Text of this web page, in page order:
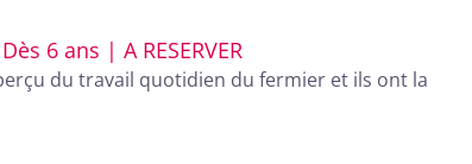
6 ans | A RESERVER
du travail quotidien du fermier et ils ont la